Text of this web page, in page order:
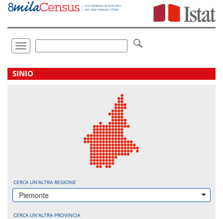
Vai
direttamente
Toggle
navigation
.
SINIO
CERCA UN'ALTRA REGIONE
Piemonte
CERCA UN'ALTRA PROVINCIA